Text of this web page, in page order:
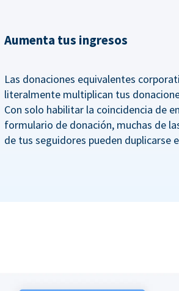
Aumenta tus ingresos
Las donaciones equivalentes
literalmente multiplican tus
Con solo habilitar la coincidencia de
formulario de donación, muchas de
de tus seguidores pueden duplicarse